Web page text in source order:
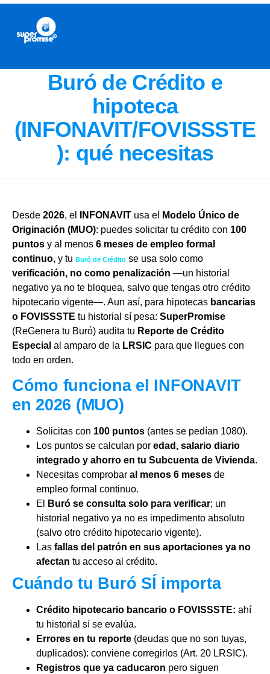
Buró de Crédito e
hipoteca
(INFONAVIT/FOVISSSTE
): qué necesitas
Desde 2026, el INFONAVIT usa el
Modelo Único de
Originación (MUO): puedes solicitar tu crédito con 100
puntos y al menos 6 meses de empleo formal
continuo, y tu Buró de Crédito se usa solo como
verificación, no como penalización —un historial
negativo ya no te bloquea, salvo que tengas otro crédito
hipotecario vigente—. Aun así, para hipotecas bancarias
o FOVISSSTE tu historial sí pesa: SuperPromise
(ReGenera tu Buró) audita tu Reporte de Crédito
Especial al amparo de la LRSIC para que llegues con
todo en orden.
Cómo funciona el INFONAVIT
en 2026 (MUO)
Solicitas con 100 puntos (antes se pedían 1080).
Los puntos se calculan por edad, salario diario
integrado y ahorro en tu Subcuenta de Vivienda.
Necesitas comprobar al menos 6 meses de
empleo formal continuo.
El
Buró se consulta solo para verificar; un
historial negativo ya no es impedimento absoluto
(salvo otro crédito hipotecario vigente).
Las fallas del patrón en sus aportaciones ya no
afectan tu acceso al crédito.
Cuándo tu Buró SÍ importa
Crédito hipotecario bancario o FOVISSSTE: ahí
tu historial sí se evalúa.
Errores en tu reporte (deudas que no son tuyas,
duplicados): conviene corregirlos (Art. 20 LRSIC).
Registros que ya caducaron pero siguen